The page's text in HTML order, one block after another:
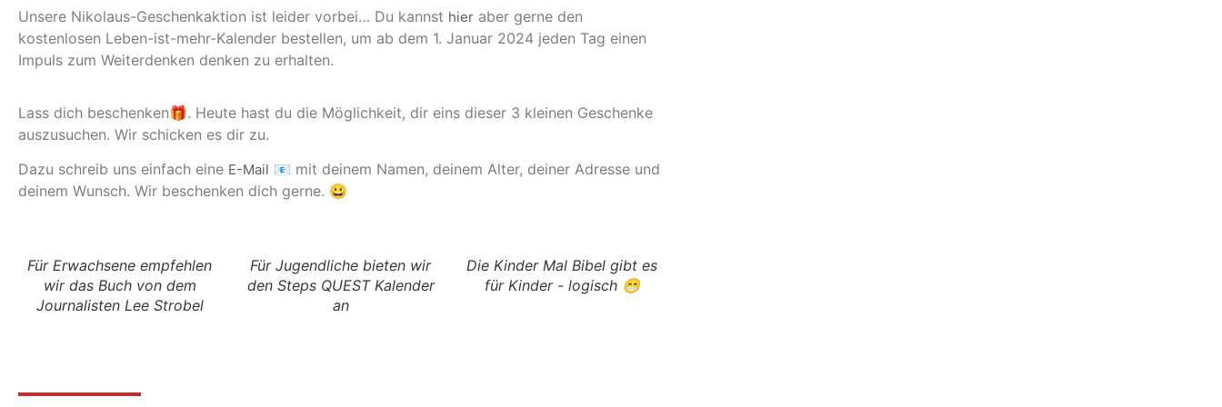
Unsere Nikolaus-Geschenkaktion ist leider vorbei… Du kannst hier aber gerne den
kostenlosen Leben-ist-mehr-Kalender bestellen, um ab dem 1. Januar 2024 jeden Tag einen
Impuls zum Weiterdenken denken zu erhalten.
Lass dich beschenken🎁. Heute hast du die Möglichkeit, dir eins dieser 3 kleinen Geschenke
auszusuchen. Wir schicken es dir zu.
Dazu schreib uns einfach eine E-Mail 📧 mit deinem Namen, deinem Alter, deiner Adresse und
deinem Wunsch. Wir beschenken dich gerne. 😀
Für Erwachsene empfehlen
wir das Buch von dem
Journalisten Lee Strobel
Für Jugendliche bieten wir
den Steps QUEST Kalender
an
Die Kinder Mal Bibel gibt es
für Kinder - logisch 😁